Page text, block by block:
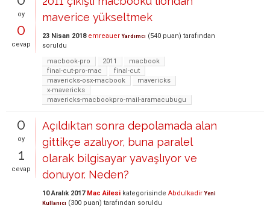
oy
0
cevap
maverice yükseltmek
23 Nisan 2018 emreauer Yardımcı (540 puan) tarafından
soruldu
macbook-pro
2011
macbook
final-cut-pro-mac
final-cut
mavericks-osx-macbook
mavericks
x-mavericks
mavericks-macbookpro-mail-aramacubugu
0
oy
1
cevap
Açıldıktan sonra depolamada alan
gittikçe azalıyor, buna paralel
olarak bilgisayar yavaşlıyor ve
donuyor. Neden?
10 Aralık 2017 Mac Ailesi kategorisinde Abdulkadir Yeni
Kullanıcı (300 puan) tarafından soruldu